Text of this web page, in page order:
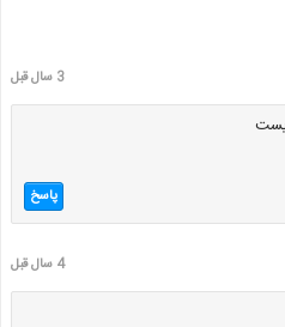
3 سال قبل
پاسخ
4 سال قبل